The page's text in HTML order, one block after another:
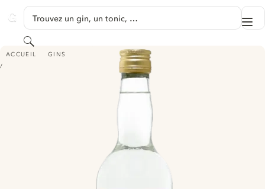
GINVENTORY
Trouvez un gin, un tonic, …
Rechercher
ACCUEIL GINS
EVERYDAY LONDON DRY GIN